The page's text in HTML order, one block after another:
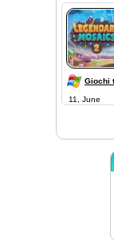
Giochi
11, June